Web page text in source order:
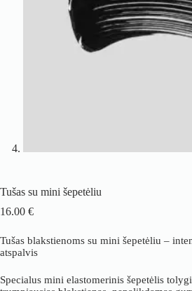
Tušas su mini šepetėliu
16.00 €
Tušas blakstienoms su mini šepetėliu –
atspalvis
Specialus mini elastomerinis šepetėlis